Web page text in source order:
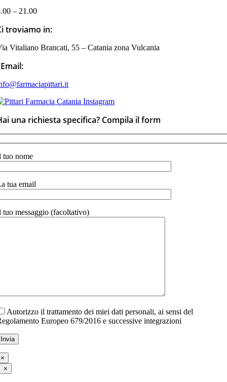
– 21.00
troviamo in:
Vitaliano Brancati, 55 – Catania zona Vulcania
una richiesta specifica? Compila il form
tuo nome
tua email
tuo messaggio (facoltativo)
Autorizzo il trattamento dei miei dati personali, ai sensi del
Europeo 679/2016 e successive integrazioni
×
×